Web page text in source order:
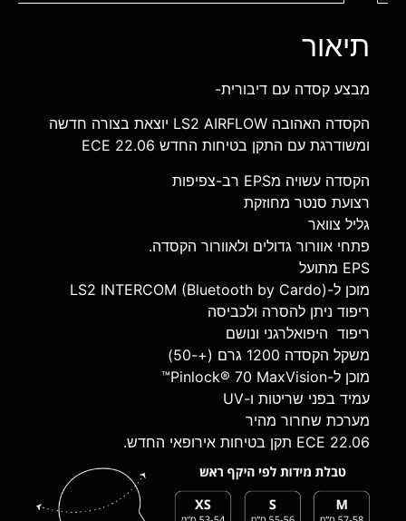
תיאור
מבצע קסדה עם דיבורית-
הקסדה האהובה LS2 AIRFLOW יוצאת בצורה חדשה
ומשודרגת עם התקן בטיחות החדש ECE 22.06
הקסדה עשויה מEPS רב-צפיפות
רצועת סנטר מחוזקת
גליל צוואר
פתחי אוורור גדולים ולאוורור הקסדה.
EPS מתועל
מוכן ל-LS2 INTERCOM (Bluetooth by Cardo)
ריפוד ניתן להסרה ולכביסה
ריפוד היפואלרגני ונושם
משקל הקסדה 1200 גרם (+-50)
מוכן ל-Pinlock® 70 MaxVision™
עמיד בפני שריטות ו-UV
מערכת שחרור מהיר
ECE 22.06 תקן בטיחות אירופאי החדש.